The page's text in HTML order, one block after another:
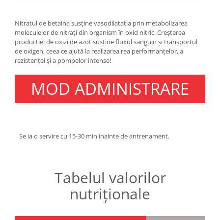
Universal
Vitargo
Weider
Zenana
Nitratul de betaina susține vasodilatația prin metabolizarea
moleculelor de nitrați din organism în oxid nitric.Creșterea
producției de oxizi de azot susține fluxul sanguin și transportul
de oxigen, ceea ce ajută la realizarea rea ​​performanțelor, a
rezistenței și a pompelor intense!
MOD ADMINISTRARE
Se ia o servire cu 15-30 min inainte de antrenament.
Tabelul valorilor
nutriționale